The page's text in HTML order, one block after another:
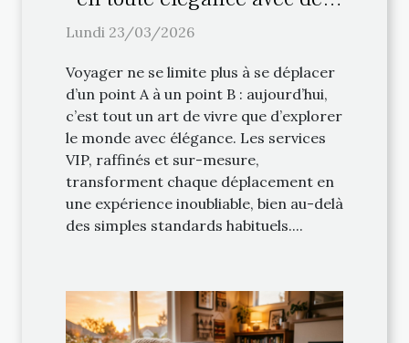
services VIP
Lundi 23/03/2026
Voyager ne se limite plus à se déplacer
d’un point A à un point B : aujourd’hui,
c’est tout un art de vivre que d’explorer
le monde avec élégance. Les services
VIP, raffinés et sur-mesure,
transforment chaque déplacement en
une expérience inoubliable, bien au-delà
des simples standards habituels....